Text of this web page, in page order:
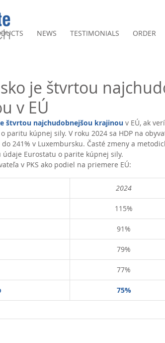
NEWS TESTIMONIALS ORDER
je štvrtou
v EÚ
štvrtou najchudobnejšou krajinou v EÚ, ak
paritu kúpnej sily. V roku 2024 sa HDP na
241% v Luxembursku. Časté zmeny a
Eurostatu o parite kúpnej sily.
v PKS ako podiel na priemere EÚ:
2024
115%
91%
79%
77%
75%